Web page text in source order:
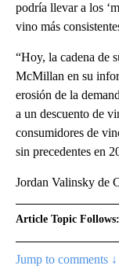
podría llevar a los
vino más
“Hoy, la cadena de
McMillan en su
erosión de la
a un descuento de
consumidores de
sin precedentes en
Jordan Valinsky de
Article Topic Follows:
Jump to comments ↓